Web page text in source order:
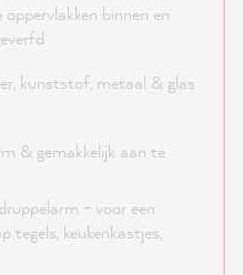
binnen en
kunststof, metaal & glas
& gemakkelijk aan te
- voor een
tegels, keukenkastjes,